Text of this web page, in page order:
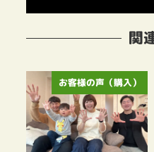
関
お客様の声（購入）